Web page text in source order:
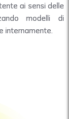
ai sensi delle
modelli di
internamente.